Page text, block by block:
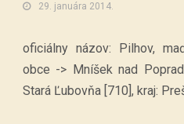
29. januára 2014.
oficiálny názov: Pilhov,
obce -> Mníšek nad
Stará Ľubovňa [710], kraj: